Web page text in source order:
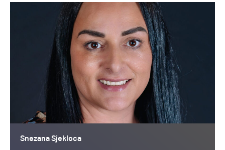
Snezana Sjekloca